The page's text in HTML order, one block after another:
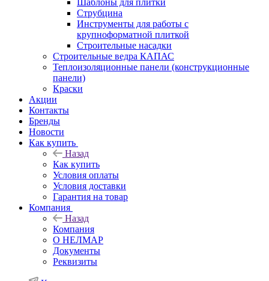
Шаблоны для плитки
Струбцина
Инструменты для работы с
крупноформатной плиткой
Строительные насадки
Строительные ведра КАПАС
Теплоизоляционные панели (конструкционные
панели)
Краски
Акции
Контакты
Бренды
Новости
Как купить
Назад
Как купить
Условия оплаты
Условия доставки
Гарантия на товар
Компания
Назад
Компания
О НЕЛМАР
Документы
Реквизиты